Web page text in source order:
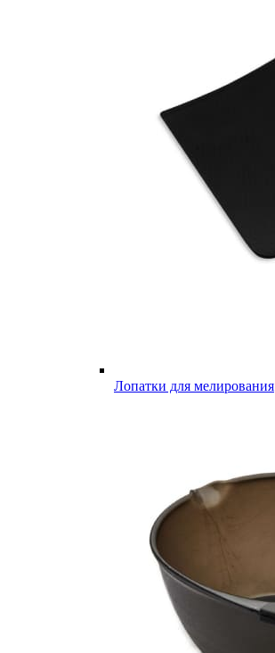
Лопатки для мелирования